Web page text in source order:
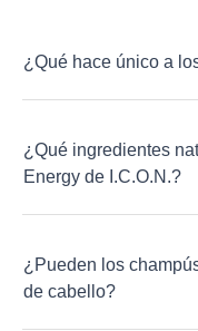
¿Qué hace único a
¿Qué ingredientes
Energy de I.C.O.N.?
¿Pueden los
de cabello?